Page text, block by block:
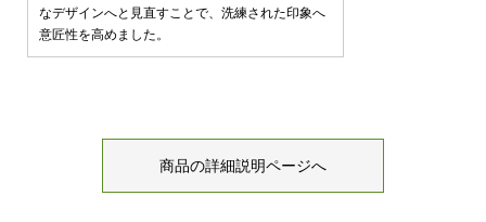
なデザインへと見直すことで、洗練された印象へ
意匠性を高めました。
商品の詳細説明ページへ